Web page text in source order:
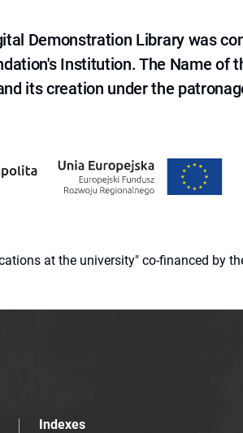
Demonstration Library was
Institution. The Name of
its creation under the
at the university" co-financed by
Indexes